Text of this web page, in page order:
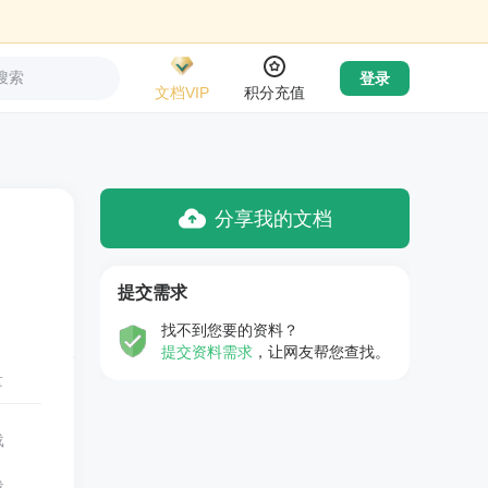
索
文档VIP
积分充值
登录
分享我的文档
提交需求
找不到您要的资料？
提交资料需求 ，让网友帮您查找。